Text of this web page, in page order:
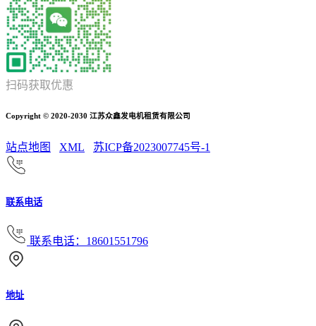
扫码获取优惠
Copyright © 2020-2030 江苏众鑫发电机租赁有限公司
站点地图 XML 苏ICP备2023007745号-1
联系电话
联系电话：18601551796
地址